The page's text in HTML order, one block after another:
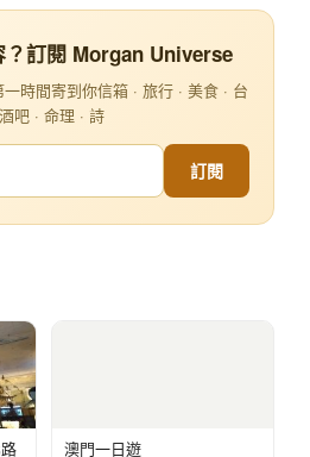
？訂閱 Morgan Universe
時間寄到你信箱 · 旅行 · 美食 · 台
吧 · 命理 · 詩
訂閱
澳門一日遊